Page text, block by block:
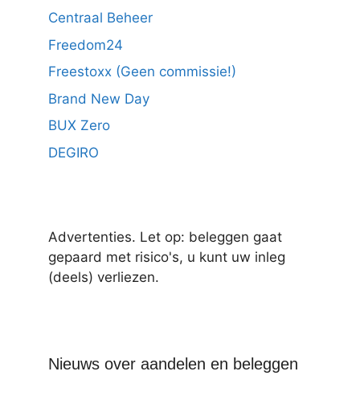
Centraal Beheer
Freedom24
Freestoxx (Geen commissie!)
Brand New Day
BUX Zero
DEGIRO
Advertenties. Let op: beleggen gaat
gepaard met risico's, u kunt uw inleg
(deels) verliezen.
Nieuws over aandelen en beleggen